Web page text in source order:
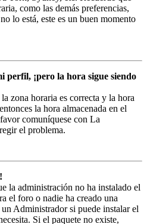
como las demás preferencias,
lo está, este es un buen momento
perfil, ¡pero la hora sigue siendo
zona horaria es correcta y la hora
la hora almacenada en el
comuníquese con La
el problema.
la administración no ha instalado el
el foro o nadie ha creado una
Administrador si puede instalar el
Si el paquete no existe,